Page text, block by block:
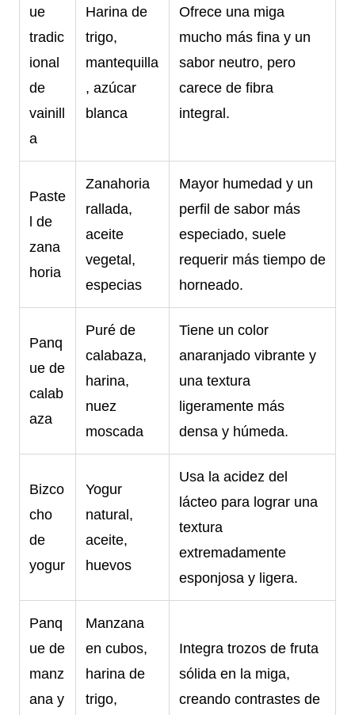
ue
tradic
ional
de
vainill
a
Harina de
trigo,
mantequilla
, azúcar
blanca
Ofrece una miga
mucho más fina y un
sabor neutro, pero
carece de fibra
integral.
Paste
l de
zana
horia
Zanahoria
rallada,
aceite
vegetal,
especias
Mayor humedad y un
perfil de sabor más
especiado, suele
requerir más tiempo de
horneado.
Panq
ue de
calab
aza
Puré de
calabaza,
harina,
nuez
moscada
Tiene un color
anaranjado vibrante y
una textura
ligeramente más
densa y húmeda.
Bizco
cho
de
yogur
Yogur
natural,
aceite,
huevos
Usa la acidez del
lácteo para lograr una
textura
extremadamente
esponjosa y ligera.
Panq
ue de
manz
ana y
Manzana
en cubos,
harina de
trigo,
Integra trozos de fruta
sólida en la miga,
creando contrastes de